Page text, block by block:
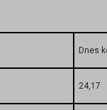
Dnes
24,17